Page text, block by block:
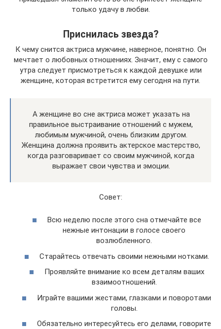
только удачу в любви.
Приснилась звезда?
К чему снится актриса мужчине, наверное, понятно. Он
мечтает о любовных отношениях. Значит, ему с самого
утра следует присмотреться к каждой девушке или
женщине, которая встретится ему сегодня на пути.
А женщине во сне актриса может указать на
правильное выстраивание отношений с мужем,
любимым мужчиной, очень близким другом.
Женщина должна проявить актерское мастерство,
когда разговаривает со своим мужчиной, когда
выражает свои чувства и эмоции.
Совет:
Всю неделю после этого сна отмечайте все
нежные интонации в голосе своего
возлюбленного.
Старайтесь отвечать своими нежными нотками.
Проявляйте внимание ко всем деталям ваших
взаимоотношений.
Играйте вашими жестами, глазками и поворотами
головы.
Обязательно интересуйтесь его делами, говорите